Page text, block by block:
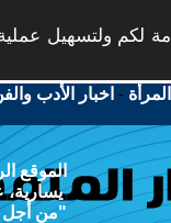
لكم ولتسهيل
- اخبار الأدب
الموقع
يسارية،
"من أجل